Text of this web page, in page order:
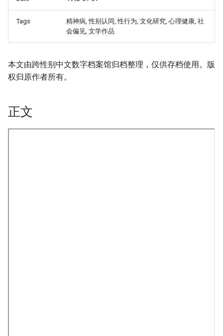
Tags
精神病, 性别认同, 性行为, 文化研究, 心理健康, 社
会偏见, 文学作品
本文由跨性别中文数字档案馆归档整理，仅供存档使用。版
权归原作者所有。
正文